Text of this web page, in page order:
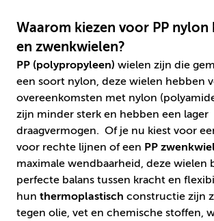
Waarom kiezen voor PP nylon
en zwenkwielen?
PP (polypropyleen) wielen zijn die
een soort nylon, deze wielen hebben
overeenkomsten met nylon
zijn minder sterk en hebben een lager
draagvermogen. Of je nu kiest voor
voor rechte lijnen of een PP
maximale wendbaarheid, deze wielen
perfecte balans tussen kracht en
hun thermoplastisch constructie zijn
tegen olie, vet en chemische stoffen,